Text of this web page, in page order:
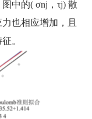
中的( σnj，τj) 散
也相应增加，且
。